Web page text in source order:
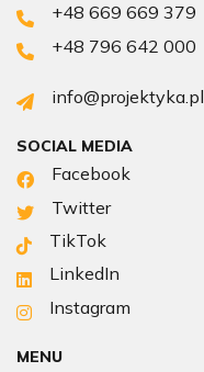
+48 669 669 379
+48 796 642 000
info@projektyka.pl
SOCIAL MEDIA
Facebook
Twitter
TikTok
LinkedIn
Instagram
MENU